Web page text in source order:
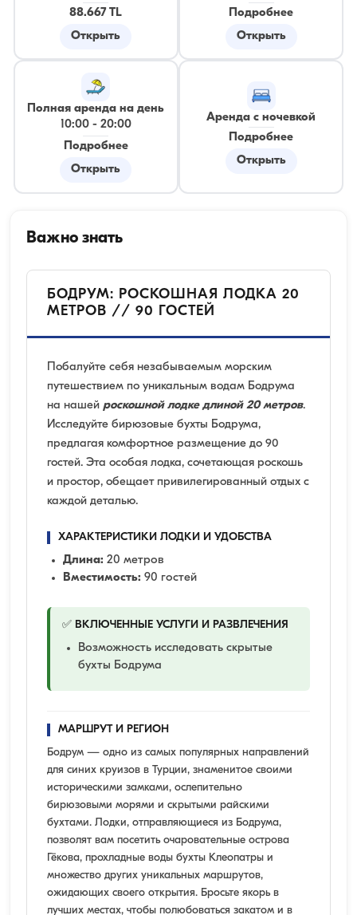
88.667 TL
Открыть
Подробнее
Открыть
Полная аренда на день
10:00- 20:00
Подробнее
Открыть
Аренда с ночевкой
Подробнее
Открыть
Важно знать
БОДРУМ: РОСКОШНАЯ ЛОДКА 20
МЕТРОВ // 90 ГОСТЕЙ
Побалуйте себя незабываемым морским
путешествием по уникальным водам Бодрума
на нашей роскошной лодке длиной 20 метров.
Исследуйте бирюзовые бухты Бодрума,
предлагая комфортное размещение до 90
гостей. Эта особая лодка, сочетающая роскошь
и простор, обещает привилегированный отдых с
каждой деталью.
ХАРАКТЕРИСТИКИ ЛОДКИ И УДОБСТВА
Длина: 20 метров
Вместимость: 90 гостей
✅ ВКЛЮЧЕННЫЕ УСЛУГИ И РАЗВЛЕЧЕНИЯ
Возможность исследовать скрытые
бухты Бодрума
МАРШРУТ И РЕГИОН
Бодрум — одно из самых популярных направлений
для синих круизов в Турции, знаменитое своими
историческими замками, ослепительно
бирюзовыми морями и скрытыми райскими
бухтами. Лодки, отправляющиеся из Бодрума,
позволят вам посетить очаровательные острова
Гёкова, прохладные воды бухты Клеопатры и
множество других уникальных маршрутов,
ожидающих своего открытия. Бросьте якорь в
лучших местах, чтобы полюбоваться закатом и в